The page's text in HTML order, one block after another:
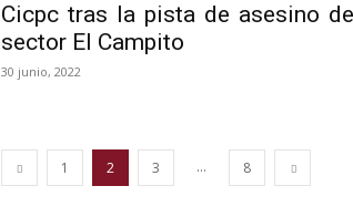
Cicpc tras la pista de asesino
sector El Campito
30 junio, 2022
1 2 3 ... 8